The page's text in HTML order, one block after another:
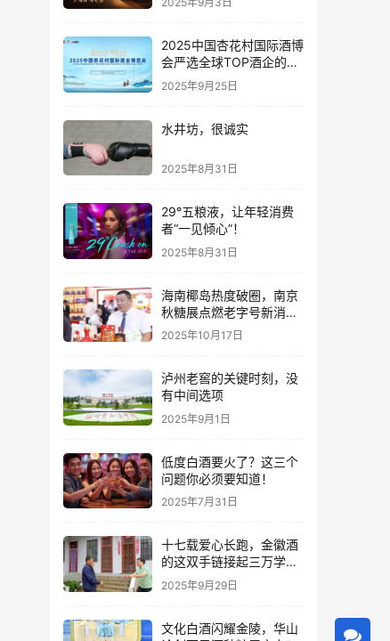
2025中国杏花村国际酒博
会严选全球TOP酒企的底
气何在？
2025年9月25日
水井坊，很诚实
2025年8月31日
29°五粮液，让年轻消费
者“一见倾心”！
2025年8月31日
海南椰岛热度破圈，南京
秋糖展点燃老字号新消费
热潮
2025年10月17日
泸州老窖的关键时刻，没
有中间选项
2025年9月1日
低度白酒要火了？这三个
问题你必须要知道！
2025年7月31日
十七载爱心长跑，金徽酒
的这双手链接起三万学子
的人生路
2025年9月29日
文化白酒闪耀金陵，华山